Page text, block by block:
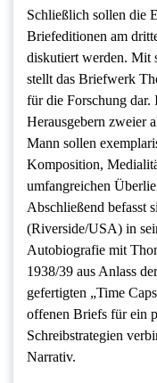
Schließlich sollen die
Briefeditionen am
diskutiert werden. Mit
stellt das Briefwerk
für die Forschung dar.
Herausgebern zweier
Mann sollen
Komposition,
umfangreichen
Abschließend befasst
(Riverside/USA) in
Autobiografie mit
1938/39 aus Anlass
gefertigten „Time
offenen Briefs für ein
Schreibstrategien
Narrativ.